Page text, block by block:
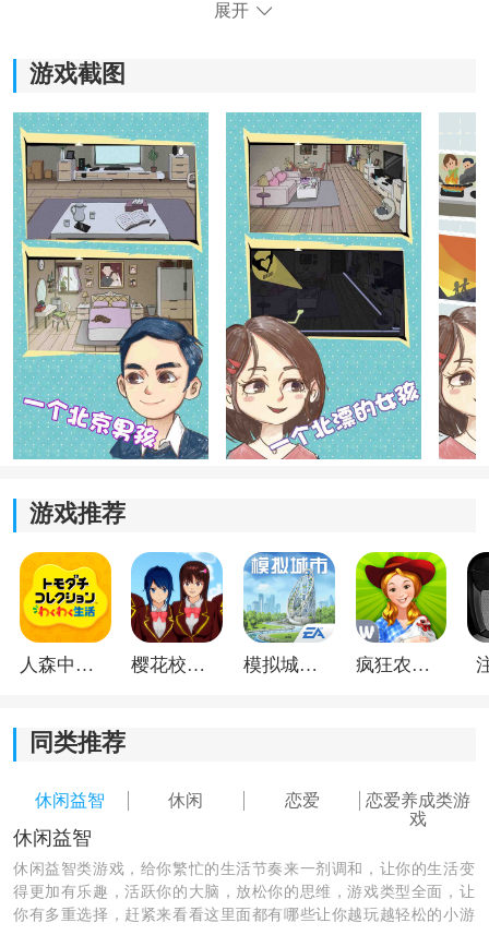
游戏核心玩法：
1、剧情选择决定关系：
游戏主要通过对话推进，选项不同，角色态度和关系发
2、多线剧情探索：
随着章节推进，可以逐步解锁隐藏故事和角色过往，不
同路线看到的内容也会有区别。
3、限时活动玩法：
相册等奖励，也让内容不会太单一。
4、剧情分享功能：
部分关键剧情和结局支持生成分享内容，方便和朋友讨
论“如果当时选另一个答案会怎么样”。
展开
游戏截图
游戏推荐
人森中文版 樱花校园模拟器1.048.00中文版 模拟城市我是巿长联机版 疯狂农场3美国派19
同类推荐
休闲益智 休闲 恋爱
恋爱养成类游
戏
休闲益智
休闲益智类游戏，给你繁忙的生活节奏来一剂调和，让你的生活变
得更加有乐趣，活跃你的大脑，放松你的思维，游戏类型全面，让
你有多重选择，赶紧来看看这里面都有哪些让你越玩越轻松的小游